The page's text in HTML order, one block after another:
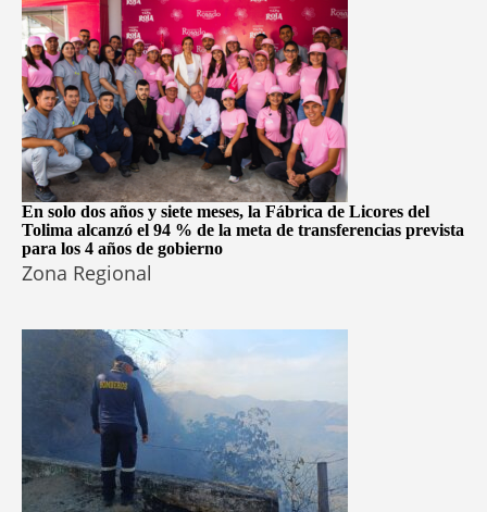
En solo dos años y siete meses, la Fábrica de Licores del
Tolima alcanzó el 94 % de la meta de transferencias prevista
para los 4 años de gobierno
Zona Regional